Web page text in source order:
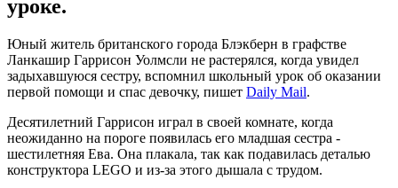
уроке.
Юный житель британского города Блэкберн в графстве
Ланкашир Гаррисон Уолмсли не растерялся, когда увидел
задыхавшуюся сестру, вспомнил школьный урок об оказании
первой помощи и спас девочку, пишет Daily Mail.
Десятилетний Гаррисон играл в своей комнате, когда
неожиданно на пороге появилась его младшая сестра -
шестилетняя Ева. Она плакала, так как подавилась деталью
конструктора LEGO и из-за этого дышала с трудом.